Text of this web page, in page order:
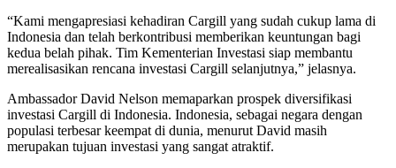
“Kami mengapresiasi kehadiran Cargill yang sudah cukup lama di
Indonesia dan telah berkontribusi memberikan keuntungan bagi
kedua belah pihak. Tim Kementerian Investasi siap membantu
merealisasikan rencana investasi Cargill selanjutnya,” jelasnya.
Ambassador David Nelson memaparkan prospek diversifikasi
investasi Cargill di Indonesia. Indonesia, sebagai negara dengan
populasi terbesar keempat di dunia, menurut David masih
merupakan tujuan investasi yang sangat atraktif.